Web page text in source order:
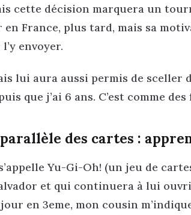
cette décision marquera un
en France, plus tard, mais sa
envoyer.
lui aura aussi permis de sceller
que j’ai 6 ans. C’est comme des
parallèle des cartes :
Yu-Gi-Oh! (un jeu de
et qui continuera à lui
en 3eme, mon cousin